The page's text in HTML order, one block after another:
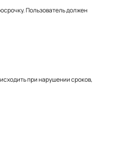
Пользователь должен
при нарушении сроков,